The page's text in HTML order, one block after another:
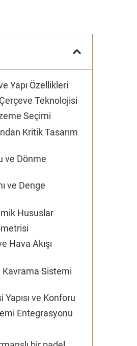
Yapı Özellikleri
Teknolojisi
Seçimi
Kritik Tasarım
ve Dönme
ve Denge
Hususlar
Hava Akışı
Sistemi
ve Konforu
Entegrasyonu